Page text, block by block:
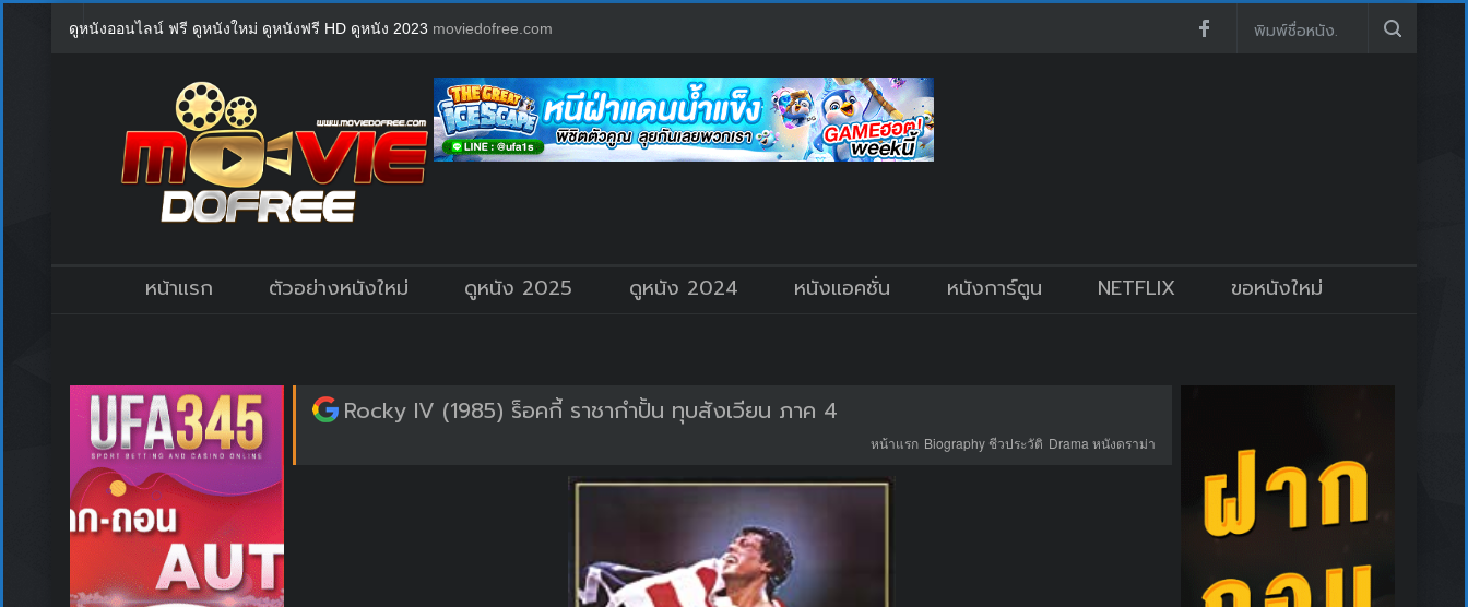
ดูหนังออนไลน์ ฟรี ดูหนังใหม่ ดูหนังฟรี HD ดูหนัง 2023 moviedofree.com
หน้าแรก ตัวอย่างหนังใหม่ ดูหนัง 2025 ดูหนัง 2024 หนังแอคชั่น หนังการ์ตูน NETFLIX ขอหนังใหม่
Rocky IV (1985) ร็อคกี้ ราชากำปั้น ทุบสังเวียน ภาค 4
หน้าแรก Biography ชีวประวัติ Drama หนังดราม่า